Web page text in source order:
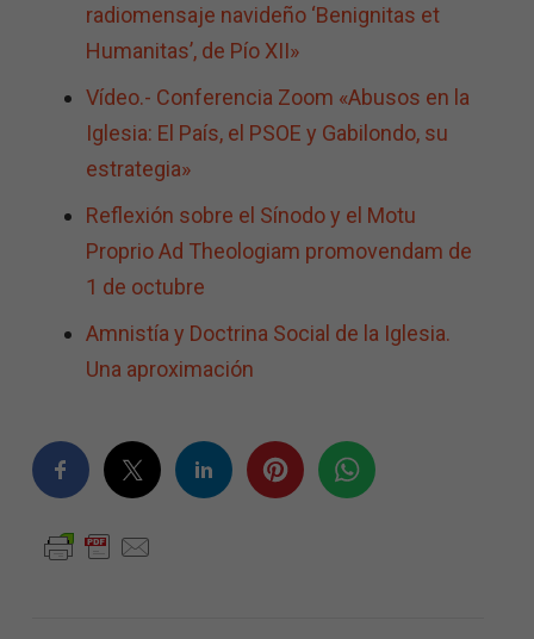
radiomensaje navideño ‘Benignitas et
Humanitas’, de Pío XII»
Vídeo.- Conferencia Zoom «Abusos en la
Iglesia: El País, el PSOE y Gabilondo, su
estrategia»
Reflexión sobre el Sínodo y el Motu
Proprio Ad Theologiam promovendam de
1 de octubre
Amnistía y Doctrina Social de la Iglesia.
Una aproximación